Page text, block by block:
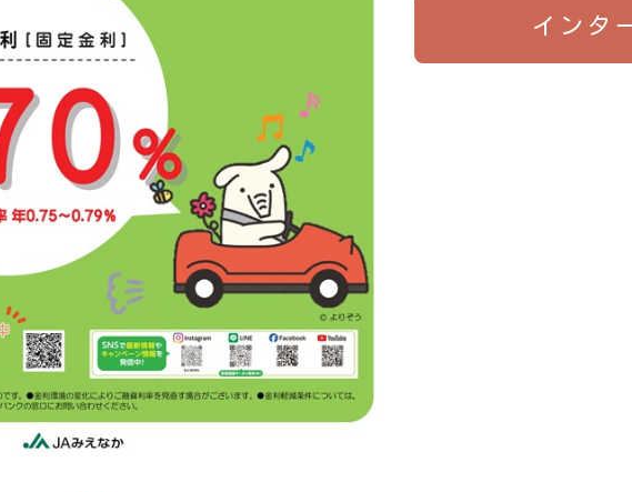
インタ